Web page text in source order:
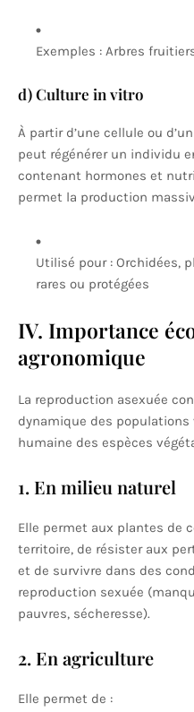
Exemples : Arbres
d) Culture in vitro
À partir d’une cellule ou
peut régénérer un individu
contenant hormones et
permet la production
Utilisé pour : Orchidées,
rares ou protégées
IV. Importance
agronomique
La reproduction asexuée
dynamique des populations
humaine des espèces
1. En milieu naturel
Elle permet aux plantes de
territoire, de résister aux
et de survivre dans des
reproduction sexuée
pauvres, sécheresse).
2. En agriculture
Elle permet de :